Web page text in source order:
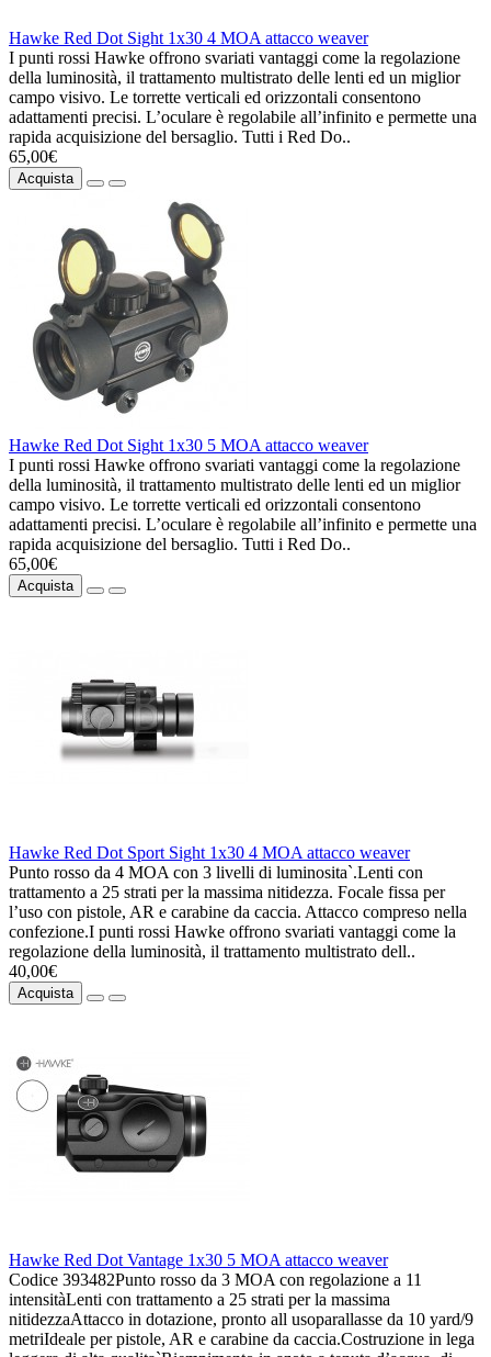
Hawke Red Dot Sight 1x30 4 MOA attacco weaver
I punti rossi Hawke offrono svariati vantaggi come la regolazione
della luminosità, il trattamento multistrato delle lenti ed un miglior
campo visivo. Le torrette verticali ed orizzontali consentono
adattamenti precisi. L’oculare è regolabile all’infinito e permette una
rapida acquisizione del bersaglio. Tutti i Red Do..
65,00€
Acquista
Hawke Red Dot Sight 1x30 5 MOA attacco weaver
I punti rossi Hawke offrono svariati vantaggi come la regolazione
della luminosità, il trattamento multistrato delle lenti ed un miglior
campo visivo. Le torrette verticali ed orizzontali consentono
adattamenti precisi. L’oculare è regolabile all’infinito e permette una
rapida acquisizione del bersaglio. Tutti i Red Do..
65,00€
Acquista
Hawke Red Dot Sport Sight 1x30 4 MOA attacco weaver
Punto rosso da 4 MOA con 3 livelli di luminosita`.Lenti con
trattamento a 25 strati per la massima nitidezza. Focale fissa per
l’uso con pistole, AR e carabine da caccia. Attacco compreso nella
confezione.I punti rossi Hawke offrono svariati vantaggi come la
regolazione della luminosità, il trattamento multistrato dell..
40,00€
Acquista
Hawke Red Dot Vantage 1x30 5 MOA attacco weaver
Codice 393482Punto rosso da 3 MOA con regolazione a 11
intensitàLenti con trattamento a 25 strati per la massima
nitidezzaAttacco in dotazione, pronto all usoparallasse da 10 yard/9
metriIdeale per pistole, AR e carabine da caccia.Costruzione in lega